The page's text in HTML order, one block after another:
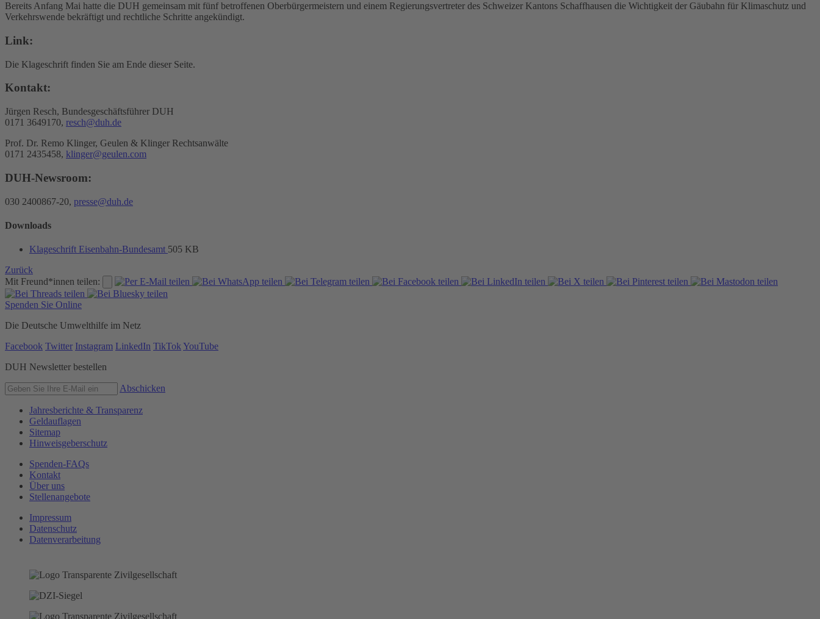
Bereits Anfang Mai hatte die DUH gemeinsam mit fünf betroffenen Oberbürgermeistern und einem Regierungsvertreter des Schweizer Kantons Schaffhausen die Wichtigkeit der Gäubahn für Klimaschutz und
Verkehrswende bekräftigt und rechtliche Schritte angekündigt.
Link:
Die Klageschrift finden Sie am Ende dieser Seite.
Kontakt:
Jürgen Resch, Bundesgeschäftsführer DUH
0171 3649170, resch@duh.de
Prof. Dr. Remo Klinger, Geulen & Klinger Rechtsanwälte
0171 2435458, klinger@geulen.com
DUH-Newsroom:
030 2400867-20, presse@duh.de
Downloads
Klageschrift Eisenbahn-Bundesamt 505 KB
Zurück
Mit Freund*innen teilen:
Spenden Sie Online
Die Deutsche Umwelthilfe im Netz
Facebook Twitter Instagram LinkedIn TikTok YouTube
DUH Newsletter bestellen
Abschicken
Jahresberichte & Transparenz
Geldauflagen
Sitemap
Hinweisgeberschutz
Spenden-FAQs
Kontakt
Über uns
Stellenangebote
Impressum
Datenschutz
Datenverarbeitung